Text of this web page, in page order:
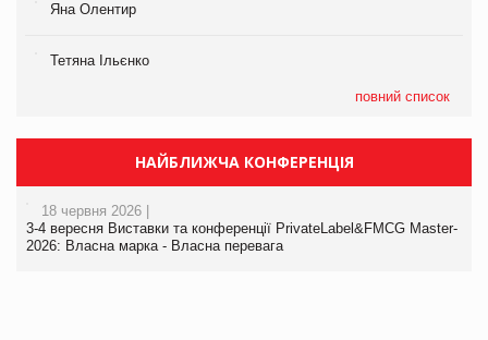
Яна Олентир
Тетяна Ільєнко
повний список
НАЙБЛИЖЧА КОНФЕРЕНЦІЯ
18 червня 2026 |
3-4 вересня Виставки та конференції PrivateLabel&FMCG Master-
2026: Власна марка - Власна перевага